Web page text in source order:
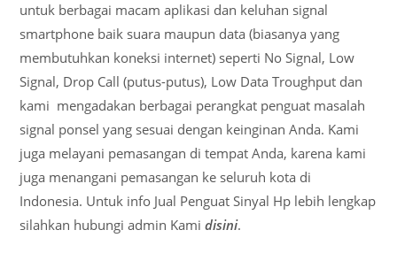
untuk berbagai macam aplikasi dan keluhan signal
smartphone baik suara maupun data (biasanya yang
membutuhkan koneksi internet) seperti No Signal, Low
Signal, Drop Call (putus-putus), Low Data Troughput dan
kami mengadakan berbagai perangkat penguat masalah
signal ponsel yang sesuai dengan keinginan Anda. Kami
juga melayani pemasangan di tempat Anda, karena kami
juga menangani pemasangan ke seluruh kota di
Indonesia. Untuk info Jual Penguat Sinyal Hp lebih lengkap
silahkan hubungi admin Kamidisini.